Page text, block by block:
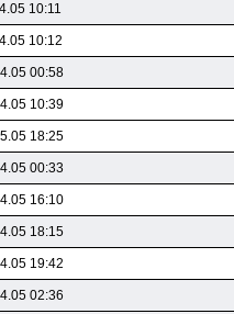
10:11
10:12
00:58
10:39
18:25
00:33
16:10
18:15
19:42
02:36